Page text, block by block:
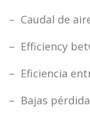
– Caudal de
– Efficiency
– Eficiencia
– Bajas